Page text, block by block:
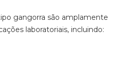
gangorra são amplamente
laboratoriais, incluindo: